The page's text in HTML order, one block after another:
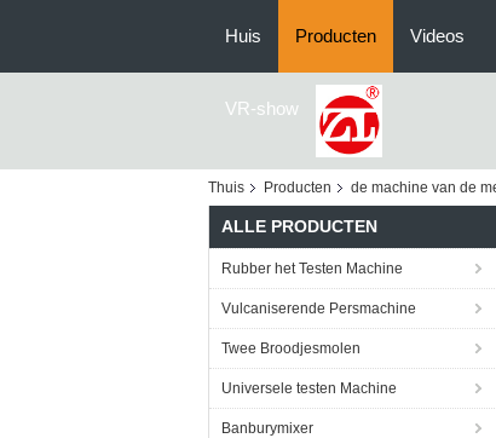
Huis Producten Videos
VR-show
Thuis Producten de machine van de
ALLE PRODUCTEN
Rubber het Testen Machine
Vulcaniserende Persmachine
Twee Broodjesmolen
Universele testen Machine
Banburymixer